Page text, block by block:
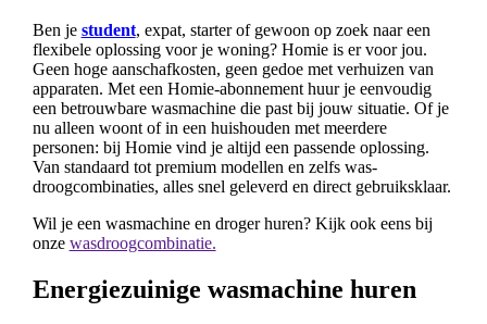
Ben je student, expat, starter of gewoon op zoek naar een
flexibele oplossing voor je woning? Homie is er voor jou.
Geen hoge aanschafkosten, geen gedoe met verhuizen van
apparaten. Met een Homie-abonnement huur je eenvoudig
een betrouwbare wasmachine die past bij jouw situatie. Of je
nu alleen woont of in een huishouden met meerdere
personen: bij Homie vind je altijd een passende oplossing.
Van standaard tot premium modellen en zelfs was-
droogcombinaties, alles snel geleverd en direct gebruiksklaar.
Wil je een wasmachine en droger huren? Kijk ook eens bij
onze wasdroogcombinatie.
Energiezuinige wasmachine huren